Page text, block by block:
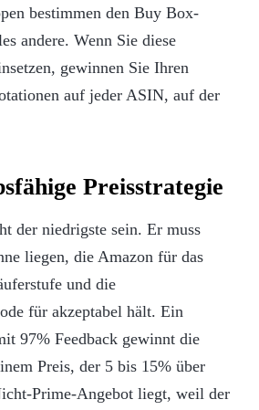
bestimmen den Buy Box-
andere. Wenn Sie diese
gewinnen Sie Ihren
auf jeder ASIN, auf der
Preisstrategie
der niedrigste sein. Er muss
liegen, die Amazon für das
und die
für akzeptabel hält. Ein
97% Feedback gewinnt die
Preis, der 5 bis 15% über
Prime-Angebot liegt, weil der